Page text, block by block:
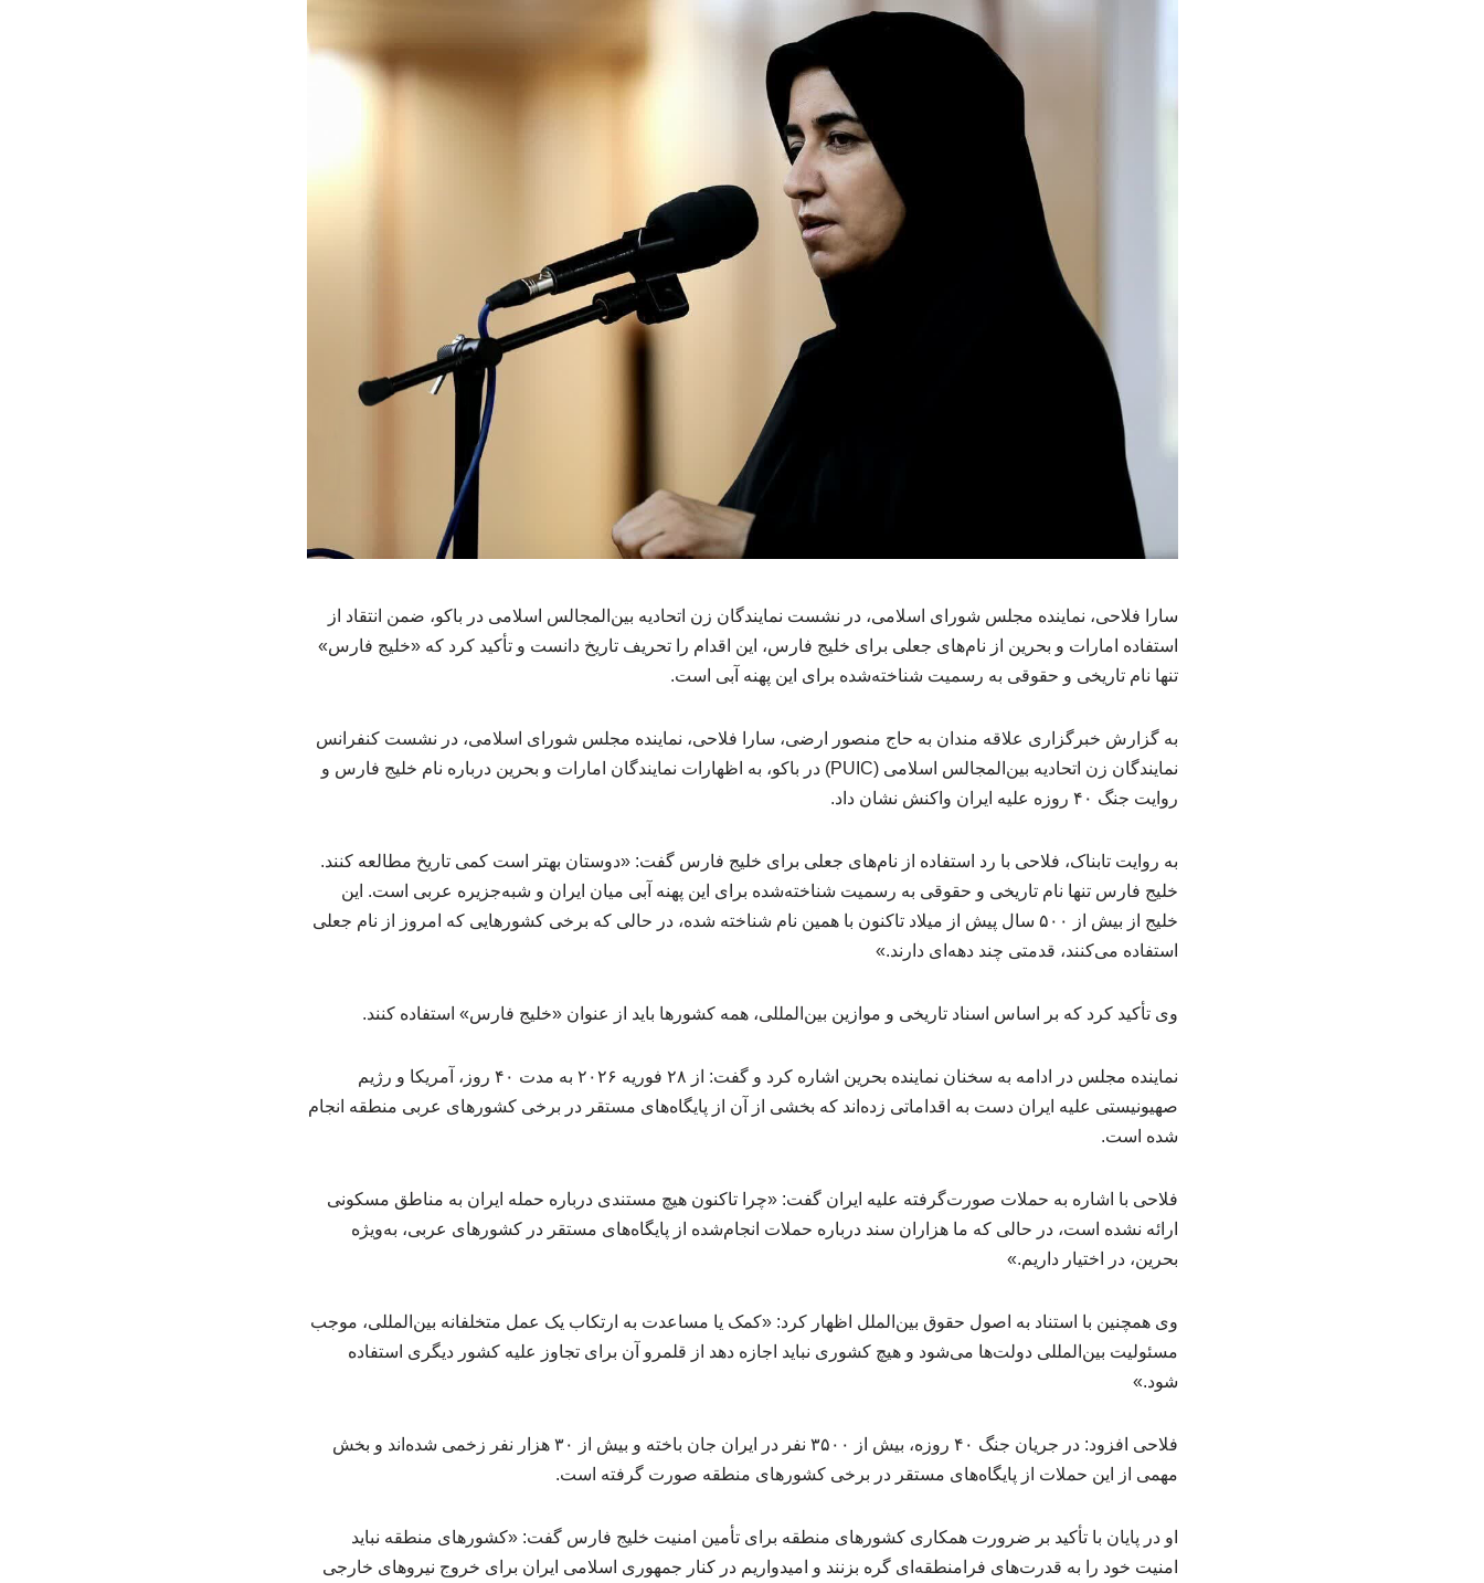
سارا فلاحی، نماینده مجلس شورای اسلامی، در نشست نمایندگان زن اتحادیه بین‌المجالس اسلامی در باکو، ضمن انتقاد از
استفاده امارات و بحرین از نام‌های جعلی برای خلیج فارس، این اقدام را تحریف تاریخ دانست و تأکید کرد که «خلیج فارس»
تنها نام تاریخی و حقوقی به رسمیت شناخته‌شده برای این پهنه آبی است.
به گزارش خبرگزاری علاقه مندان به حاج منصور ارضی، سارا فلاحی، نماینده مجلس شورای اسلامی، در نشست کنفرانس
نمایندگان زن اتحادیه بین‌المجالس اسلامی (PUIC) در باکو، به اظهارات نمایندگان امارات و بحرین درباره نام خلیج فارس و
روایت جنگ ۴۰ روزه علیه ایران واکنش نشان داد.
به روایت تابناک، فلاحی با رد استفاده از نام‌های جعلی برای خلیج فارس گفت: «دوستان بهتر است کمی تاریخ مطالعه کنند.
خلیج فارس تنها نام تاریخی و حقوقی به رسمیت شناخته‌شده برای این پهنه آبی میان ایران و شبه‌جزیره عربی است. این
خلیج از بیش از ۵۰۰ سال پیش از میلاد تاکنون با همین نام شناخته شده، در حالی که برخی کشورهایی که امروز از نام جعلی
استفاده می‌کنند، قدمتی چند دهه‌ای دارند.»
وی تأکید کرد که بر اساس اسناد تاریخی و موازین بین‌المللی، همه کشورها باید از عنوان «خلیج فارس» استفاده کنند.
نماینده مجلس در ادامه به سخنان نماینده بحرین اشاره کرد و گفت: از ۲۸ فوریه ۲۰۲۶ به مدت ۴۰ روز، آمریکا و رژیم
صهیونیستی علیه ایران دست به اقداماتی زده‌اند که بخشی از آن از پایگاه‌های مستقر در برخی کشورهای عربی منطقه انجام
شده است.
فلاحی با اشاره به حملات صورت‌گرفته علیه ایران گفت: «چرا تاکنون هیچ مستندی درباره حمله ایران به مناطق مسکونی
ارائه نشده است، در حالی که ما هزاران سند درباره حملات انجام‌شده از پایگاه‌های مستقر در کشورهای عربی، به‌ویژه
بحرین، در اختیار داریم.»
وی همچنین با استناد به اصول حقوق بین‌الملل اظهار کرد: «کمک یا مساعدت به ارتکاب یک عمل متخلفانه بین‌المللی، موجب
مسئولیت بین‌المللی دولت‌ها می‌شود و هیچ کشوری نباید اجازه دهد از قلمرو آن برای تجاوز علیه کشور دیگری استفاده
شود.»
فلاحی افزود: در جریان جنگ ۴۰ روزه، بیش از ۳۵۰۰ نفر در ایران جان باخته و بیش از ۳۰ هزار نفر زخمی شده‌اند و بخش
مهمی از این حملات از پایگاه‌های مستقر در برخی کشورهای منطقه صورت گرفته است.
او در پایان با تأکید بر ضرورت همکاری کشورهای منطقه برای تأمین امنیت خلیج فارس گفت: «کشورهای منطقه نباید
امنیت خود را به قدرت‌های فرامنطقه‌ای گره بزنند و امیدواریم در کنار جمهوری اسلامی ایران برای خروج نیروهای خارجی